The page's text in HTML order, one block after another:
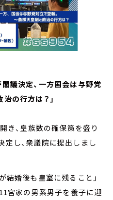
閣議決定、一方国会は与野党
の行方は？」
き、皇族数の確保策を盛り
し、衆議院に提出しまし
結婚後も皇室に残ること」
宮家の男系男子を養子に迎